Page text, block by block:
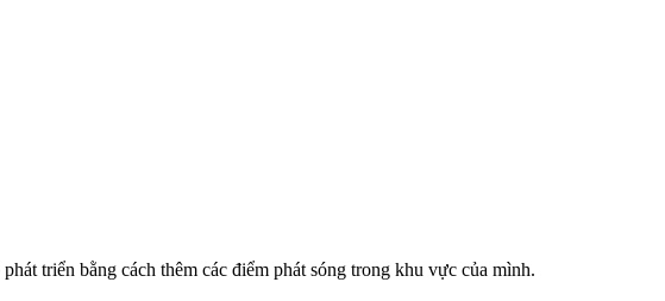
triển bằng cách thêm các điểm phát sóng trong khu vực của mình.